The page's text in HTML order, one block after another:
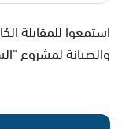
استمعوا للمقابلة
والصيانة لمشروع